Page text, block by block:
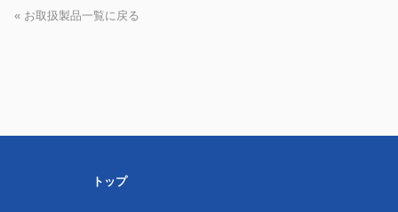
« お取扱製品一覧に戻る
トップ